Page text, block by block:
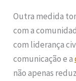
Outra medida
com a
com liderança
comunicação e a
não apenas